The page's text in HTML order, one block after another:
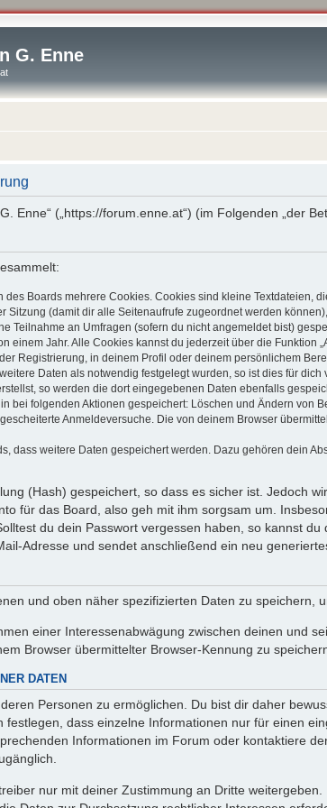
G. Enne
Enne“ („https://forum.enne.at“) (im Folgenden „der
Boards mehrere Cookies. Cookies sind kleine
Sitzung (damit dir alle Seitenaufrufe zugeordnet werden
Teilnahme an Umfragen (sofern du nicht angemeldet bist)
einem Jahr. Alle Cookies kannst du jederzeit über die Funktion
Registrierung, in deinem Profil oder deinem persönlichem
Daten als notwendig festgelegt wurden, so ist dies für dich
so werden die dort eingegebenen Daten ebenfalls
bei folgenden Aktionen gespeichert: Löschen und Ändern
Anmeldeversuche. Die von deinem Browser
dass weitere Daten gespeichert werden. Dazu gehören dein
(Hash) gespeichert, so dass es sicher ist. Jedoch
für das Board, also geh mit ihm sorgsam um.
du dein Passwort vergessen haben, so kannst
Adresse und sendet anschließend ein neu
und oben näher spezifizierten Daten zu speichern,
einer Interessenabwägung zwischen deinen und
Browser übermittelter Browser-Kennung zu
DATEN
Personen zu ermöglichen. Du bist dir daher
dass einzelne Informationen nur für einen
Informationen im Forum oder kontaktiere
nur mit deiner Zustimmung an Dritte